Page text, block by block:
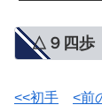
△９四歩
<<初手 <前